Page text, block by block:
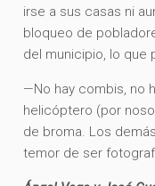
irse a sus casas ni
bloqueo de
del municipio, lo que
—No hay combis, no
helicóptero (por
de broma. Los
temor de ser